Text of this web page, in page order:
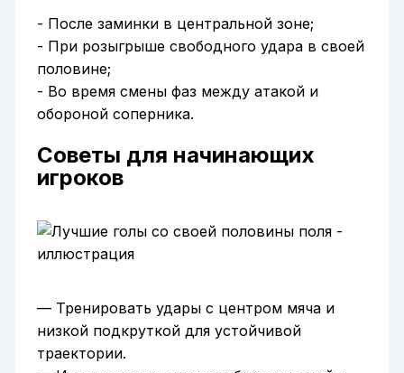
- После заминки в центральной зоне;
- При розыгрыше свободного удара в своей
половине;
- Во время смены фаз между атакой и
обороной соперника.
Советы для начинающих
игроков
— Тренировать удары с центром мяча и
низкой подкруткой для устойчивой
траектории.